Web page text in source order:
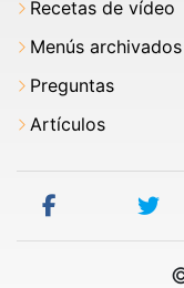
Recetas de vídeo
Menús archivados
Preguntas
Artículos
facebook